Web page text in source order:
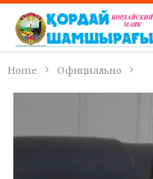
Home Официально